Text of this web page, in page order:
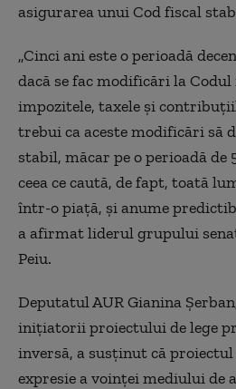
asigurarea unui Cod fiscal
„Cinci ani este o perioadă
dacă se fac modificări la
impozitele, taxele şi
trebui ca aceste modificări să
stabil, măcar pe o perioadă de
ceea ce caută, de fapt, toată
într-o piaţă, şi anume
a afirmat liderul grupului
Peiu.
Deputatul AUR Gianina
iniţiatorii proiectului de lege
inversă, a susţinut că proiectul
expresie a voinţei mediului de